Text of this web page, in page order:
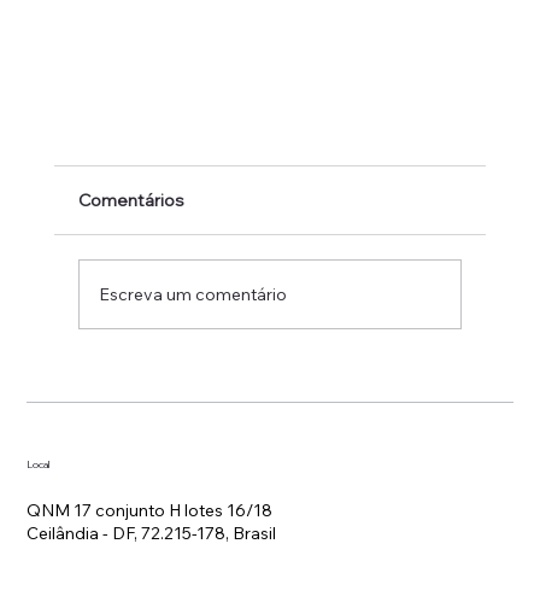
Saúde da Mulher 🎀
Comentários
Escreva um comentário
Local
QNM 17 conjunto H lotes 16/18
Ceilândia - DF, 72.215-178, Brasil